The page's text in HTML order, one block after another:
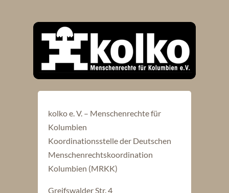
kolko e. V. – Menschenrechte für
Kolumbien
Koordinationsstelle der Deutschen
Menschenrechtskoordination
Kolumbien (MRKK)
Greifswalder Str. 4